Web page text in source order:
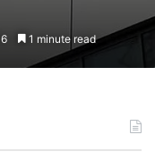
1 minute read